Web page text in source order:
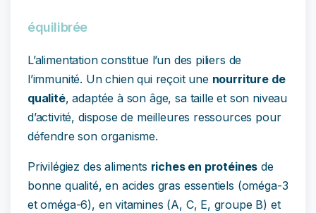
équilibrée
L’alimentation constitue l’un des piliers de
l’immunité. Un chien qui reçoit une nourriture de
qualité, adaptée à son âge, sa taille et son niveau
d’activité, dispose de meilleures ressources pour
défendre son organisme.
Privilégiez des aliments riches en protéines de
bonne qualité, en acides gras essentiels (oméga-3
et oméga-6), en vitamines (A, C, E, groupe B) et